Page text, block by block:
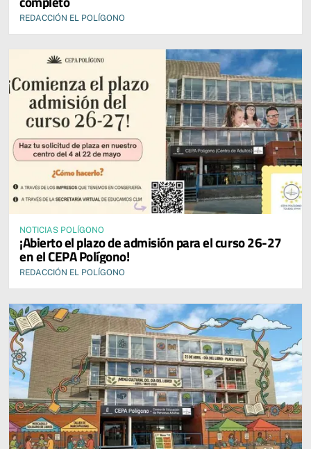
REDACCIÓN EL POLÍGONO
NOTICIAS POLÍGONO
¡Abierto el plazo de admisión para el curso 26-27
en el CEPA Polígono!
REDACCIÓN EL POLÍGONO